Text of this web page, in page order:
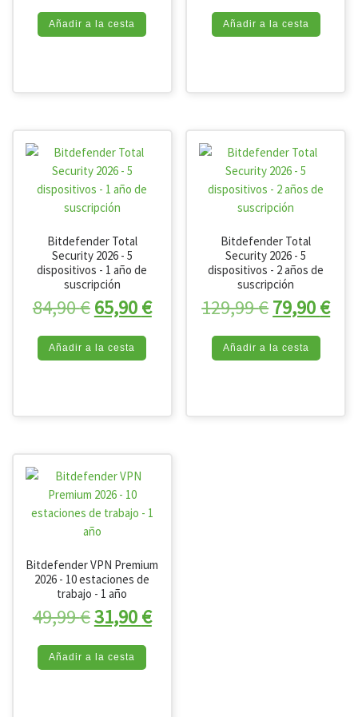
Añadir a la cesta Añadir a la cesta
Bitdefender Total
Security 2026 - 5
dispositivos - 1 año de
suscripción
84,90€El precio original era: 84,90 €.
65,90€El precio actual es: 65,90
Añadir a la cesta
Bitdefender Total
Security 2026 - 5
dispositivos - 2 años de
suscripción
129,99€El precio
79,90€El
Añadir a la cesta
Bitdefender VPN Premium
2026 - 10 estaciones de
trabajo - 1 año
49,99€El precio original era: 49,99 €.
31,90€El precio actual es: 31,90
Añadir a la cesta